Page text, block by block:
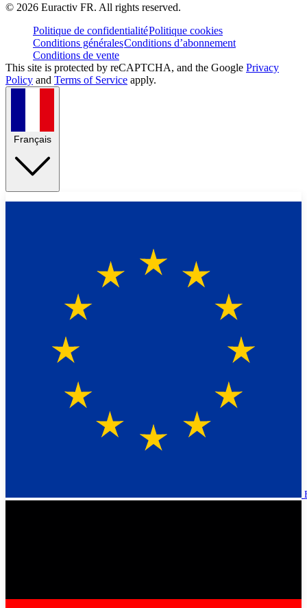
© 2026 Euractiv FR. All rights reserved.
Politique de confidentialitéPolitique cookies
Conditions généralesConditions d’abonnement
Conditions de vente
This site is protected by reCAPTCHA, and the Google Privacy
Policy and Terms of Service apply.
Français